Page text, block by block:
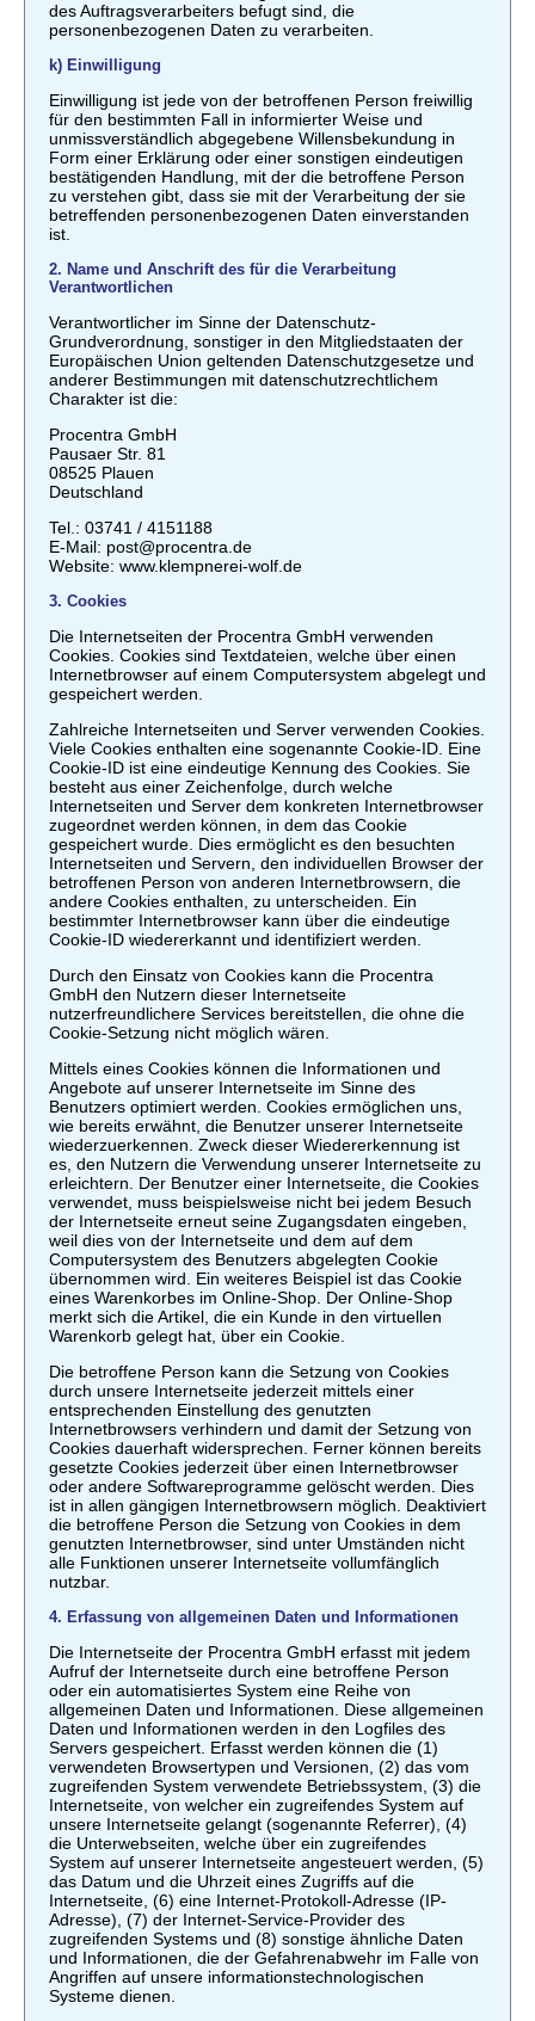
des Auftragsverarbeiters befugt sind, die
personenbezogenen Daten zu verarbeiten.
k) Einwilligung
Einwilligung ist jede von der betroffenen Person freiwillig
für den bestimmten Fall in informierter Weise und
unmissverständlich abgegebene Willensbekundung in
Form einer Erklärung oder einer sonstigen eindeutigen
bestätigenden Handlung, mit der die betroffene Person
zu verstehen gibt, dass sie mit der Verarbeitung der sie
betreffenden personenbezogenen Daten einverstanden
ist.
2. Name und Anschrift des für die Verarbeitung
Verantwortlichen
Verantwortlicher im Sinne der Datenschutz-
Grundverordnung, sonstiger in den Mitgliedstaaten der
Europäischen Union geltenden Datenschutzgesetze und
anderer Bestimmungen mit datenschutzrechtlichem
Charakter ist die:
Procentra GmbH
Pausaer Str. 81
08525 Plauen
Deutschland
Tel.: 03741 / 4151188
E-Mail: post@procentra.de
Website: www.klempnerei-wolf.de
3. Cookies
Die Internetseiten der Procentra GmbH verwenden
Cookies. Cookies sind Textdateien, welche über einen
Internetbrowser auf einem Computersystem abgelegt und
gespeichert werden.
Zahlreiche Internetseiten und Server verwenden Cookies.
Viele Cookies enthalten eine sogenannte Cookie-ID. Eine
Cookie-ID ist eine eindeutige Kennung des Cookies. Sie
besteht aus einer Zeichenfolge, durch welche
Internetseiten und Server dem konkreten Internetbrowser
zugeordnet werden können, in dem das Cookie
gespeichert wurde. Dies ermöglicht es den besuchten
Internetseiten und Servern, den individuellen Browser der
betroffenen Person von anderen Internetbrowsern, die
andere Cookies enthalten, zu unterscheiden. Ein
bestimmter Internetbrowser kann über die eindeutige
Cookie-ID wiedererkannt und identifiziert werden.
Durch den Einsatz von Cookies kann die Procentra
GmbH den Nutzern dieser Internetseite
nutzerfreundlichere Services bereitstellen, die ohne die
Cookie-Setzung nicht möglich wären.
Mittels eines Cookies können die Informationen und
Angebote auf unserer Internetseite im Sinne des
Benutzers optimiert werden. Cookies ermöglichen uns,
wie bereits erwähnt, die Benutzer unserer Internetseite
wiederzuerkennen. Zweck dieser Wiedererkennung ist
es, den Nutzern die Verwendung unserer Internetseite zu
erleichtern. Der Benutzer einer Internetseite, die Cookies
verwendet, muss beispielsweise nicht bei jedem Besuch
der Internetseite erneut seine Zugangsdaten eingeben,
weil dies von der Internetseite und dem auf dem
Computersystem des Benutzers abgelegten Cookie
übernommen wird. Ein weiteres Beispiel ist das Cookie
eines Warenkorbes im Online-Shop. Der Online-Shop
merkt sich die Artikel, die ein Kunde in den virtuellen
Warenkorb gelegt hat, über ein Cookie.
Die betroffene Person kann die Setzung von Cookies
durch unsere Internetseite jederzeit mittels einer
entsprechenden Einstellung des genutzten
Internetbrowsers verhindern und damit der Setzung von
Cookies dauerhaft widersprechen. Ferner können bereits
gesetzte Cookies jederzeit über einen Internetbrowser
oder andere Softwareprogramme gelöscht werden. Dies
ist in allen gängigen Internetbrowsern möglich. Deaktiviert
die betroffene Person die Setzung von Cookies in dem
genutzten Internetbrowser, sind unter Umständen nicht
alle Funktionen unserer Internetseite vollumfänglich
nutzbar.
4. Erfassung von allgemeinen Daten und Informationen
Die Internetseite der Procentra GmbH erfasst mit jedem
Aufruf der Internetseite durch eine betroffene Person
oder ein automatisiertes System eine Reihe von
allgemeinen Daten und Informationen. Diese allgemeinen
Daten und Informationen werden in den Logfiles des
Servers gespeichert. Erfasst werden können die (1)
verwendeten Browsertypen und Versionen, (2) das vom
zugreifenden System verwendete Betriebssystem, (3) die
Internetseite, von welcher ein zugreifendes System auf
unsere Internetseite gelangt (sogenannte Referrer), (4)
die Unterwebseiten, welche über ein zugreifendes
System auf unserer Internetseite angesteuert werden, (5)
das Datum und die Uhrzeit eines Zugriffs auf die
Internetseite, (6) eine Internet-Protokoll-Adresse (IP-
Adresse), (7) der Internet-Service-Provider des
zugreifenden Systems und (8) sonstige ähnliche Daten
und Informationen, die der Gefahrenabwehr im Falle von
Angriffen auf unsere informationstechnologischen
Systeme dienen.